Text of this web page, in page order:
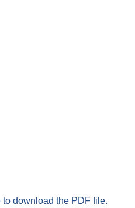
to download the PDF file.